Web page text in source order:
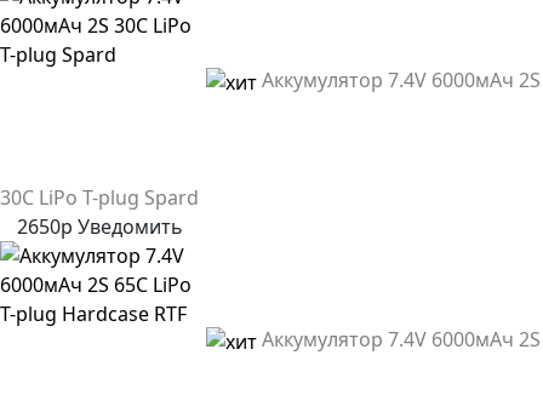
Аккумулятор 7.4V 6000мАч 2S
30C LiPo T-plug Spard
2650р Уведомить
Аккумулятор 7.4V 6000мАч 2S